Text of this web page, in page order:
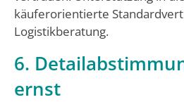
käuferorientierte
Logistikberatung.
6.
ernst